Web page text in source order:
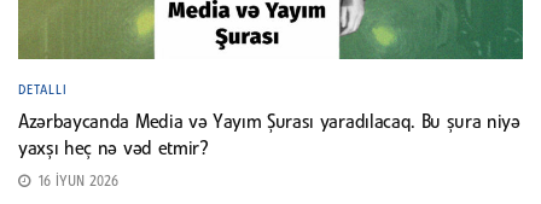
DETALLI
Azərbaycanda Media və Yayım Şurası yaradılacaq. Bu şura niyə
yaxşı heç nə vəd etmir?
16 İYUN 2026